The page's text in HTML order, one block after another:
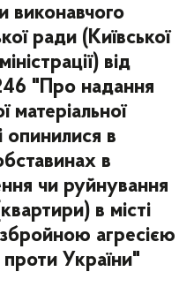
виконавчого
ради (Київської
від
"Про надання
матеріальної
опинилися в
в
чи руйнування
в місті
агресією
проти України"